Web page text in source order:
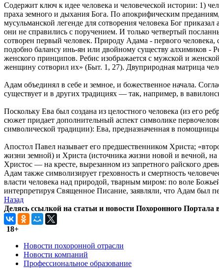
Содержит ключ к идее человека и человеческой истории: 1)
праха земного и дыхания Бога. По апокрифическим
мусульманской легенде для сотворения человека Бог
они не справились с поручением. И только четвертый
сотворен первый человек. Природу Адама - первого
подобно балансу инь-ян или двойному существу алхимиков -
женского принципов. Ребис изображается с мужской и
женщину сотворил их» (Быт. 1, 27). Двуприродная матрица
Адам объединял в себе и земное, и божественное начала.
существует и в других традициях — так, например, в
Поскольку Ева был создана из целостного человека (из его
сюжет придает дополнительный аспект символике
символической традиции): Ева, предназначенная в
Апостол Павел называет его предшественником Христа;
жизни земной) и Христа (источника жизни новой и вечной, на
Христос — на кресте, вырезанном из запретного райского
Адам также символизирует греховность и смертность
власти человека над природой, тварным миром: по воле
интерпретируя Священное Писание, заявляли, что Адам был
Назад
Делясь ссылкой на статьи и новости Похоронного Портала
18+
Новости похоронной отрасли
Новости компаний
Профессиональное образование